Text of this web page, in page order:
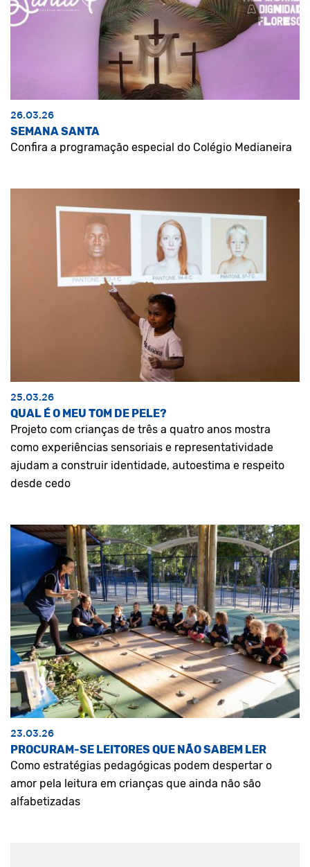
26.03.26
SEMANA SANTA
Confira a programação especial do Colégio Medianeira
25.03.26
QUAL É O MEU TOM DE PELE?
Projeto com crianças de três a quatro anos mostra
como experiências sensoriais e representatividade
ajudam a construir identidade, autoestima e respeito
desde cedo
23.03.26
PROCURAM-SE LEITORES QUE NÃO SABEM LER
Como estratégias pedagógicas podem despertar o
amor pela leitura em crianças que ainda não são
alfabetizadas